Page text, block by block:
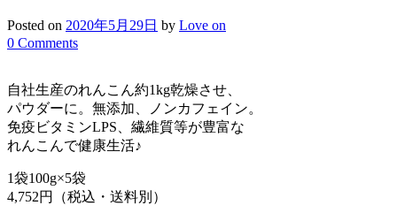
Posted on 2020年5月29日 by Love on
0 Comments
自社生産のれんこん約1kg乾燥させ、
パウダーに。無添加、ノンカフェイン。
免疫ビタミンLPS、繊維質等が豊富な
れんこんで健康生活♪
1袋100g×5袋
4,752円（税込・送料別）